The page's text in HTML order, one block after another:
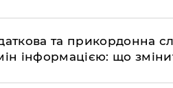
та прикордонна
інформацією: що